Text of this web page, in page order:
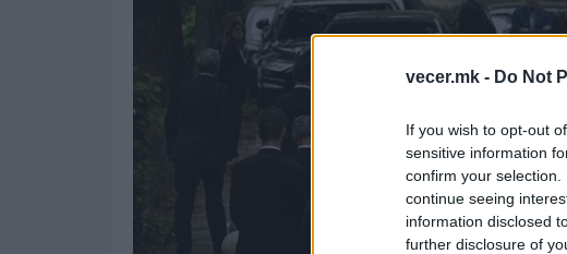
vecer.mk - Do Not
If you wish to opt-out
sensitive information
confirm your
continue seeing
information disclosed
further disclosure of